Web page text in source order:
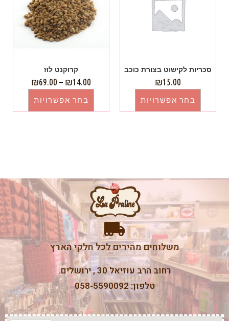
סכריות לקישוט בצורת כוכב
₪15.00
בחר אפשרויות
קרוקנט לוז
₪14.00
–
₪69.00
בחר אפשרויות
משלוחים מהירים לכל חלקי הארץ
רחוב הרב עוזיאל 30 , ירושלים.
טלפון: 058-5590092